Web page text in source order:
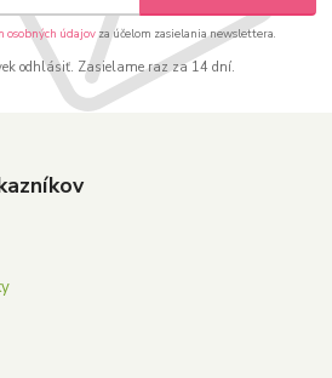
osobných údajovza účelom zasielania newslettera.
odhlásiť. Zasielame raz za 14 dní.